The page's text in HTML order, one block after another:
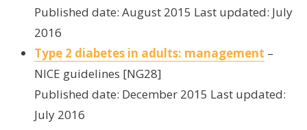
Published date: August 2015 Last updated: July
2016
Type 2 diabetes in adults: management –
NICE guidelines [NG28]
Published date: December 2015 Last updated:
July 2016